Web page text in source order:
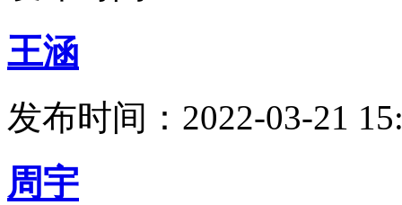
王涵
发布时间：2022-03-21
周宇